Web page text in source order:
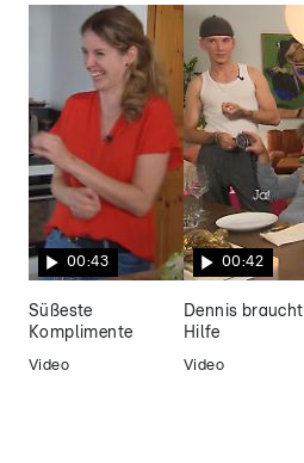
00:43
Süßeste
Komplimente
Video
00:42
Dennis braucht
Hilfe
Video